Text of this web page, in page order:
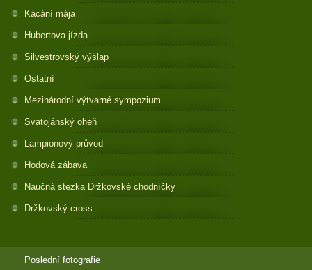
Kácání mája
Hubertova jízda
Silvestrovský výšlap
Ostatní
Mezinárodní výtvarné sympozium
Svatojánský oheň
Lampionový průvod
Hodová zábava
Naučná stezka Držkovské chodníčky
Držkovský cross
Poslední fotografie